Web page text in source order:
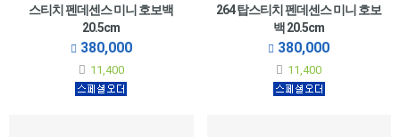
스티치 펜데센스 미니 호보백
20.5cm
380,000
11,400
264 탑스티치 펜데센스 미니 호보
백 20.5cm
380,000
11,400